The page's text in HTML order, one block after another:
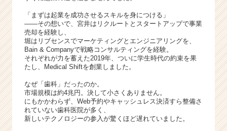
キ
ャ
リ
ア
（C
h
e
r
C
「まずは起業を成功させるスキルを身につける」
——その想いで、宮井はリクルートとスタートアップで事業
売却を経験し、
堀はリブセンスでマーケティングとエンジニアリングを、
Bain & Companyで戦略コンサルティングを経験。
それぞれが力を蓄えた2019年、ついに学生時代の約束を果
たし、Medical Shiftを創業しました。
なぜ「歯科」だったのか。
市場規模は約4兆円。決して小さくありません。
にもかかわらず、Web予約やキャッシュレス決済すら整備さ
れていない歯科医院が多く、
新しいテクノロジーの参入が驚くほど遅れていました。